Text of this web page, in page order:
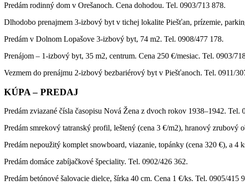
Predám rodinný dom v Orešanoch. Cena dohodou. Tel. 0903/713 878.
Dlhodobo prenajmem 3-izbový byt v tichej lokalite Piešťan, prízemie,
Predám v Dolnom Lopašove 3-izbový byt, 74 m2. Tel. 0908/477 178.
Prenájom – 1-izbový byt, 35 m2, centrum. Cena 250 €/mesiac. Tel. 0903/
Vezmem do prenájmu 2-izbový bezbariérový byt v Piešťanoch. Tel. 0911/
KÚPA – PREDAJ
Predám zviazané čísla časopisu Nová Žena z dvoch rokov 1938–1942. Tel.
Predám smrekový tatranský profil, leštený (cena 3 €/m2), hranový zrubový
Predám nepoužitý komplet snowboard, viazanie, topánky (cena 320 €), a
Predám domáce zabíjačkové špeciality. Tel. 0902/426 362.
Predám betónové šalovacie dielce, šírka 40 cm. Cena 1 €/ks. Tel. 0905/415